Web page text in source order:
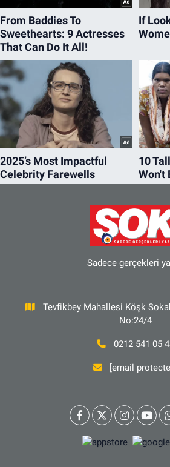
Sadece gerçekleri
Tevfikbey Mahallesi Köşk
No:24/4
0212 541 05
[email